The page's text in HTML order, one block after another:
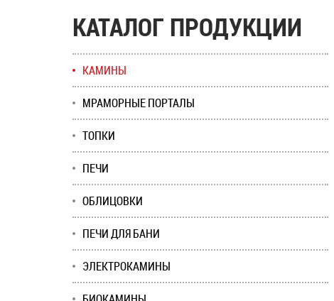
КАТАЛОГ ПРОДУКЦИИ
КАМИНЫ
МРАМОРНЫЕ ПОРТАЛЫ
ТОПКИ
ПЕЧИ
ОБЛИЦОВКИ
ПЕЧИ ДЛЯ БАНИ
ЭЛЕКТРОКАМИНЫ